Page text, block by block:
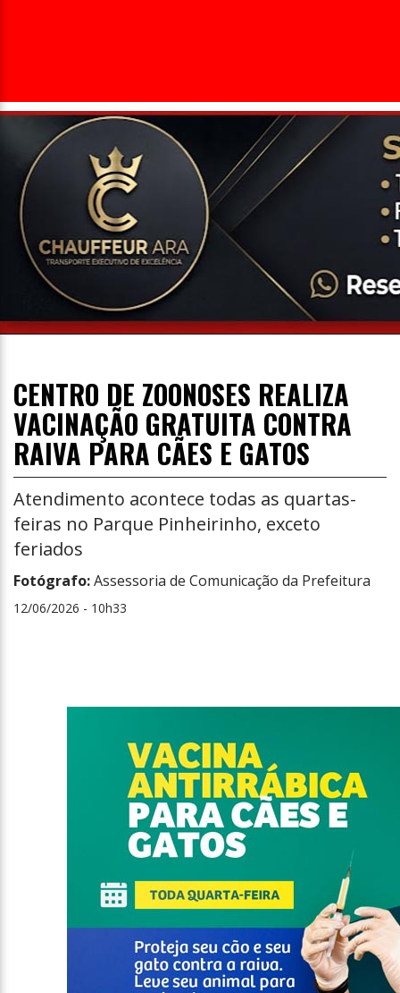
CENTRO DE ZOONOSES REALIZA
VACINAÇÃO GRATUITA CONTRA
RAIVA PARA CÃES E GATOS
Atendimento acontece todas as quartas-
feiras no Parque Pinheirinho, exceto
feriados
Fotógrafo:Assessoria de Comunicação da Prefeitura
12/06/2026 - 10h33